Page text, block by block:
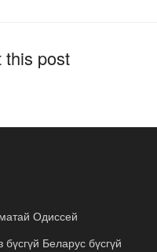
this post
Одиссей
Беларус бүсгүй